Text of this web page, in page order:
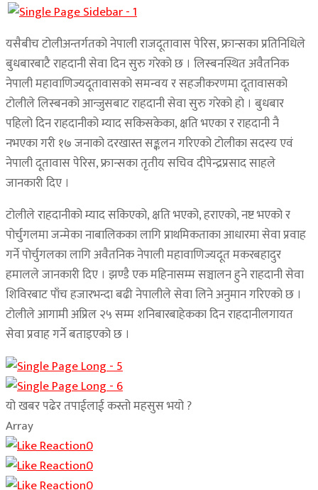
यसैबीच टोलीअन्तर्गतको नेपाली राजदूतावास पेरिस, फ्रान्सका प्रतिनिधिले
बुधबारबाटै राहदानी सेवा दिन सुरु गरेको छ । लिस्बनस्थित अवैतनिक
नेपाली महावाणिज्यदूतावासको समन्वय र सहजीकरणमा दूतावासको
टोलीले लिस्बनको आन्जुसबाट राहदानी सेवा सुरु गरेको हो । बुधबार
पहिलो दिन राहदानीको म्याद सकिसकेका, क्षति भएका र राहदानी नै
नभएका गरी १७ जनाको दरखास्त सङ्कलन गरिएको टोलीका सदस्य एवं
नेपाली दूतावास पेरिस, फ्रान्सका तृतीय सचिव दीपेन्द्रप्रसाद साहले
जानकारी दिए ।
टोलीले राहदानीको म्याद सकिएको, क्षति भएको, हराएको, नष्ट भएको र
पोर्चुगलमा जन्मेका नाबालिकका लागि प्राथमिकताका आधारमा सेवा प्रवाह
गर्ने पोर्चुगलका लागि अवैतनिक नेपाली महावाणिज्यदूत मकरबहादुर
हमालले जानकारी दिए । झण्डै एक महिनासम्म सञ्चालन हुने राहदानी सेवा
शिविरबाट पाँच हजारभन्दा बढी नेपालीले सेवा लिने अनुमान गरिएको छ ।
टोलीले आगामी अप्रिल २५ सम्म शनिबारबाहेकका दिन राहदानीलगायत
सेवा प्रवाह गर्ने बताइएको छ ।
यो खबर पढेर तपाईलाई कस्तो महसुस भयो ?
Array
0
0
0